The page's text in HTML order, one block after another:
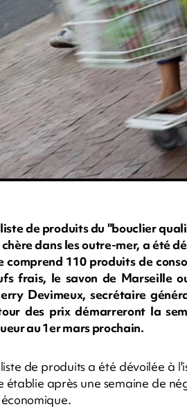
de produits du "bouclier
dans les outre-mer, a été
comprend 110 produits de
frais, le savon de Marseille
Devimeux, secrétaire
des prix démarreront la
au 1er mars prochain.
de produits a été dévoilée à
établie après une semaine de